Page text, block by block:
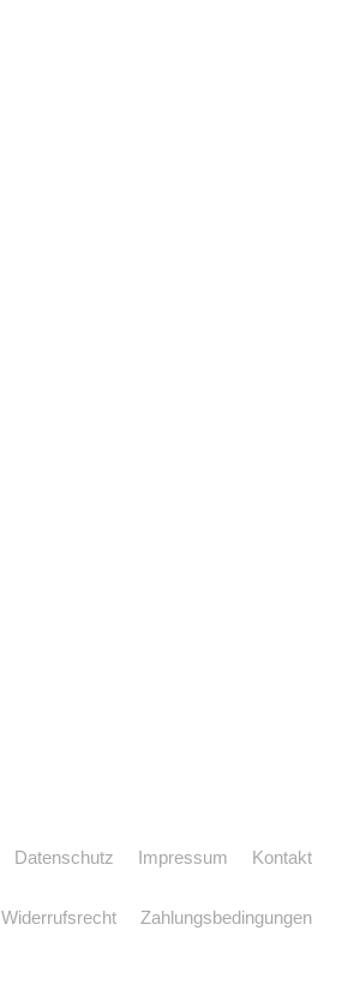
Datenschutz Impressum Kontakt
Widerrufsrecht Zahlungsbedingungen